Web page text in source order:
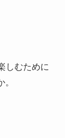
しむために